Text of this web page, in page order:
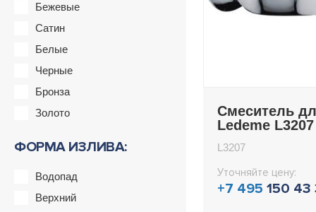
Бежевые
Сатин
Белые
Черные
Бронза
Золото
ФОРМА ИЗЛИВА:
Водопад
Верхний
Смеситель
Ledeme L3207
L3207
Уточняйте цену:
+7 495 150 43